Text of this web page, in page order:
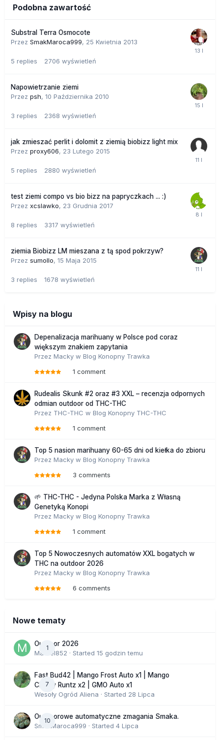
Podobna zawartość
Substral Terra Osmocote
Przez SmakMaroca999, 25 Kwietnia 2013
5 replies 2706 wyświetleń
Napowietrzanie ziemi
Przez psh, 10 Października 2010
3 replies 2368 wyświetleń
jak zmieszać perlit i dolomit z ziemią biobizz light mix
Przez proxy606, 23 Lutego 2015
5 replies 2880 wyświetleń
test ziemi compo vs bio bizz na papryczkach ... :)
Przez xcslawko, 23 Grudnia 2017
8 replies 3317 wyświetleń
ziemia Biobizz LM mieszana z tą spod pokrzyw?
Przez sumollo, 15 Maja 2015
3 replies 1678 wyświetleń
Wpisy na blogu
Depenalizacja marihuany w Polsce pod coraz
większym znakiem zapytania
Przez Macky w Blog Konopny Trawka
1 comment
Rudealis Skunk #2 oraz #3 XXL – recenzja odpornych
odmian outdoor od THC-THC
Przez THC-THC w Blog Konopny THC-THC
1 comment
Top 5 nasion marihuany 60-65 dni od kiełka do zbioru
Przez Macky w Blog Konopny Trawka
3 comments
🌱 THC-THC - Jedyna Polska Marka z Własną
Genetyką Konopi
Przez Macky w Blog Konopny Trawka
1 comment
Top 5 Nowoczesnych automatów XXL bogatych w
THC na outdoor 2026
Przez Macky w Blog Konopny Trawka
6 comments
Nowe tematy
1
Outdoor 2026
Marcel852 · Started 15 godzin temu
7
Fast Bud42 | Mango Frost Auto x1 | Mango
Cherry Runtz x2 | GMO Auto x1
Wesoły Ogród Aliena · Started 28 Lipca
10
Outdoorowe automatyczne zmagania Smaka.
SmakMaroca999 · Started 4 Lipca